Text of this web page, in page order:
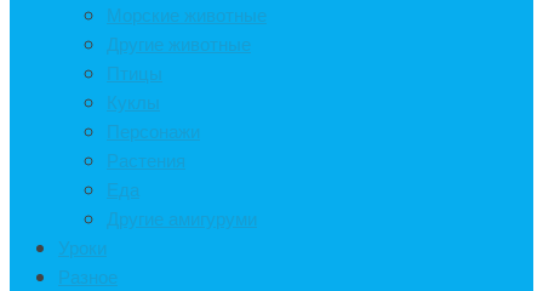
Морские животные
Другие животные
Птицы
Куклы
Персонажи
Растения
Еда
Другие амигуруми
Уроки
Разное